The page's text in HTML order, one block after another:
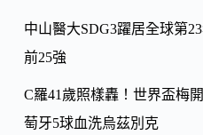
k
中山醫大SDG3躍居全球第
前25強
C羅41歲照樣轟！世界盃梅
萄牙5球血洗烏茲別克